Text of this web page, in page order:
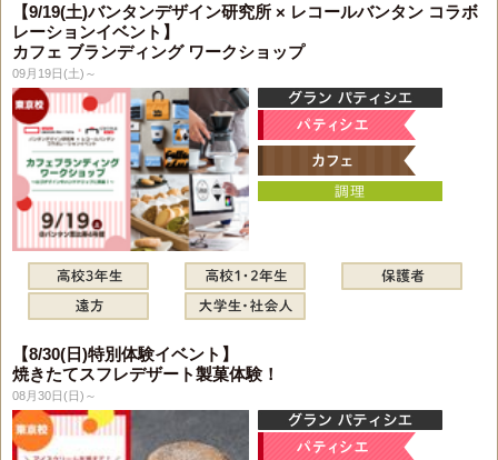
【9/19(土)バンタンデザイン研究所 × レコールバンタン コラボ
レーションイベント】
カフェ ブランディング ワークショップ
09月19日(土)～
【8/30(日)特別体験イベント】
焼きたてスフレデザート製菓体験！
08月30日(日)～